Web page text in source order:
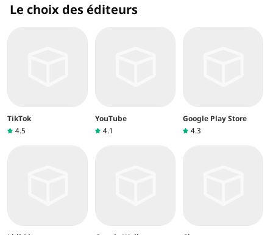
Le choix des éditeurs
TikTok
4.5
YouTube
4.1
Google Play Store
4.3